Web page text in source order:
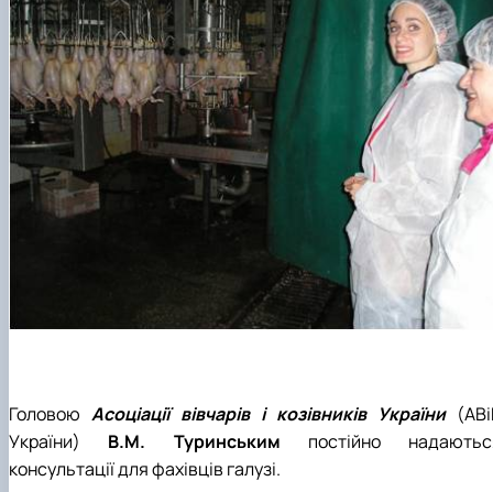
Головою Асоціації вівчарів і козівників України
України) В.М. Туринським постійно
консультації для фахівців галузі.